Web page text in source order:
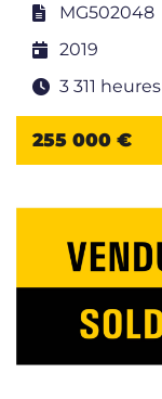
MG502048
2019
3 311 heures
255 000 €